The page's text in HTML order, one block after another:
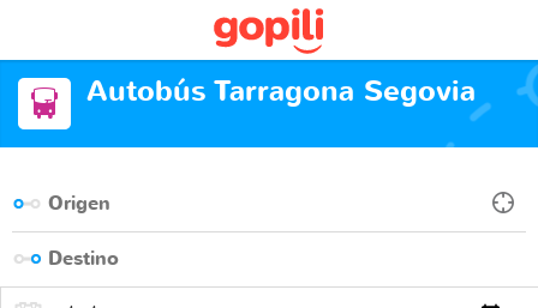
Autobús Tarragona Segovia